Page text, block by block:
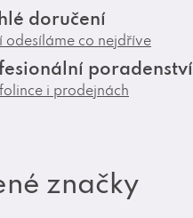
doručení
odesíláme co nejdříve
poradenství
i prodejnách
značky